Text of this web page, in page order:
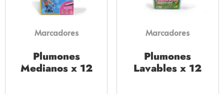
Marcadores
Plumones
Medianos x 12
Marcadores
Plumones
Lavables x 12